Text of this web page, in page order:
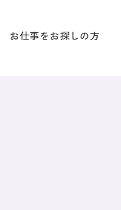
お仕事をお探しの方